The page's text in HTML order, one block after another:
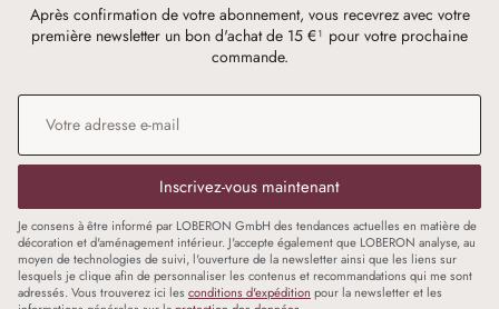
Après confirmation de votre abonnement, vous recevrez avec votre
première newsletter un bon d'achat de 15 €¹ pour votre prochaine
commande.
Adresse e-mail
Inscrivez-vous maintenant
Je consens à être informé par LOBERON GmbH des tendances actuelles en matière de
décoration et d'aménagement intérieur. J'accepte également que LOBERON analyse, au
moyen de technologies de suivi, l'ouverture de la newsletter ainsi que les liens sur
lesquels je clique afin de personnaliser les contenus et recommandations qui me sont
adressés. Vous trouverez ici les conditions d'expédition pour la newsletter et les